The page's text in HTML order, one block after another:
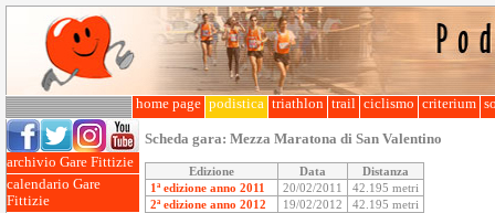
home page podistica triathlon trail ciclismo criterium
archivio Gare Fittizie
calendario Gare
Fittizie
Scheda gara: Mezza Maratona di San Valentino
Edizione Data
Distanza
1ª edizione anno 2011
20/02/2011
42.195 metri
2ª edizione anno 2012
19/02/2012
42.195 metri